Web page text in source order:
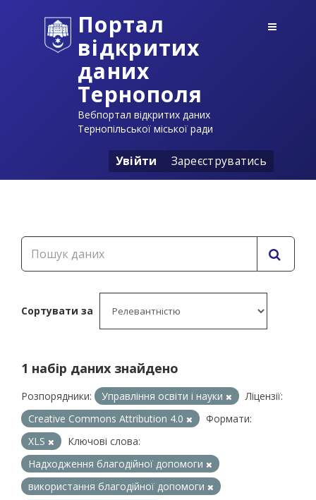
Портал
відкритих
даних
Тернополя
Вебпортал відкритих даних
Тернопільської міської ради
Увійти Зареєструватись
Сортувати за
1 набір даних знайдено
Розпорядники: Управління освіти і науки
Ліцензії:
Creative Commons Attribution 4.0
Формати:
XLS
Ключові слова:
Надходження благодійної допомоги
використання благодійної допомоги